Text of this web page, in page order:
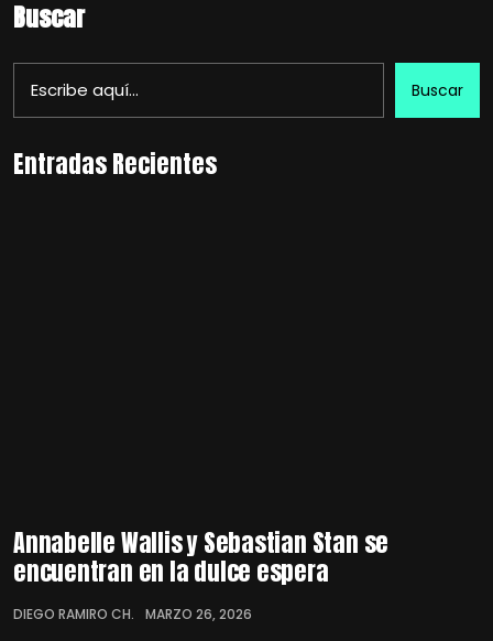
Buscar
Buscar
Entradas Recientes
Annabelle Wallis y Sebastian Stan se
encuentran en la dulce espera
DIEGO RAMIRO CH. MARZO 26, 2026